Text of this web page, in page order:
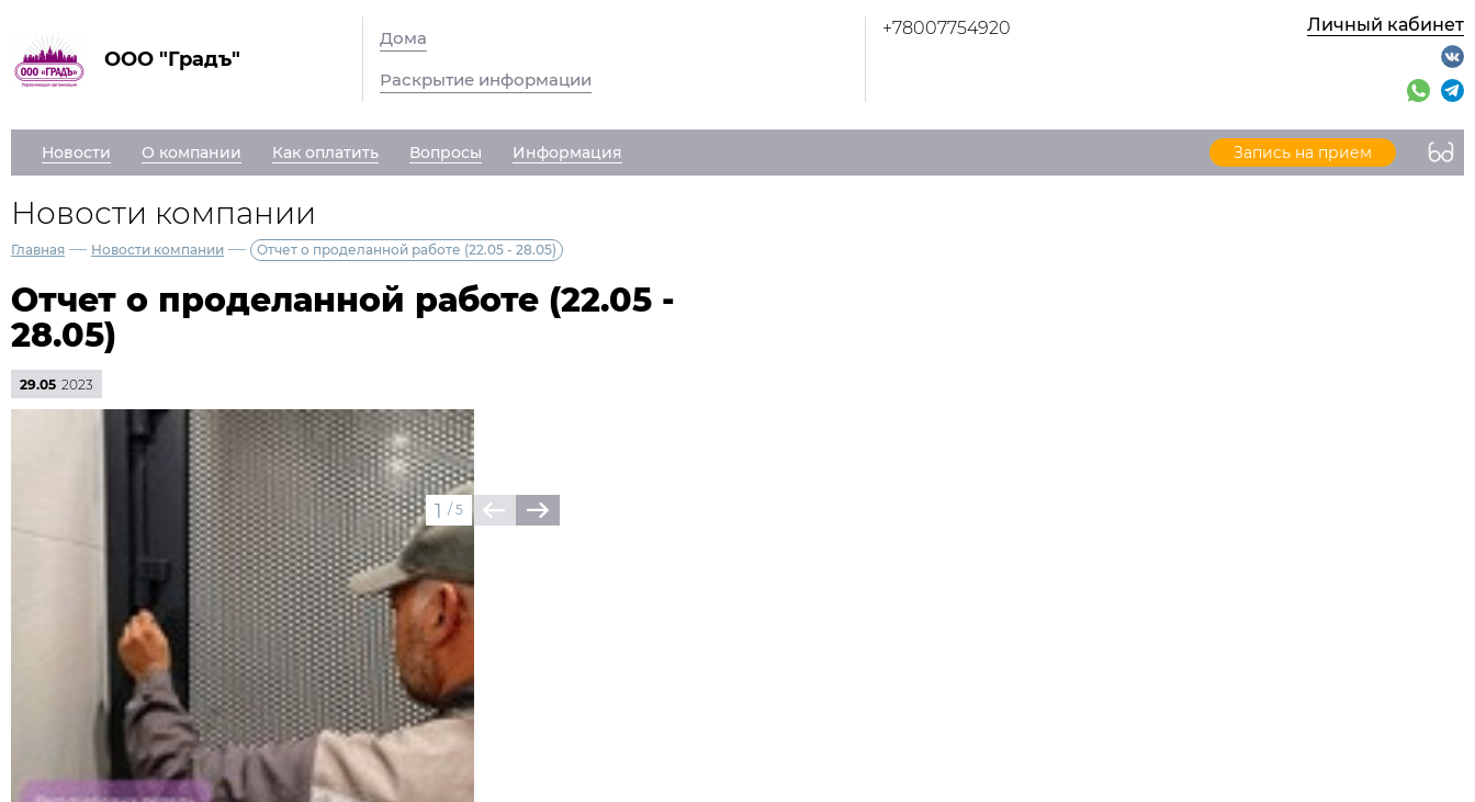
ООО "Градъ"
Дома
Раскрытие информации
+78007754920 Личный кабинет
Новости О компании Как оплатить Вопросы Информация Запись на прием
Новости компании
Главная — Новости компании — Отчет о проделанной работе (22.05 - 28.05)
Отчет о проделанной работе (22.05 -
28.05)
29.05 2023
1 / 5